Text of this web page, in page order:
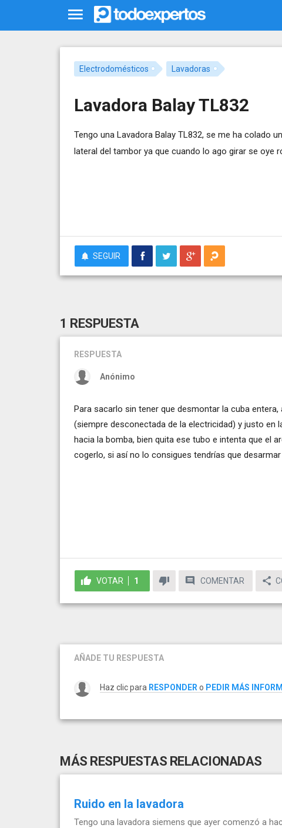
Electrodomésticos Lavadoras
Lavadora Balay TL832
Tengo una Lavadora Balay TL832, se me ha colado
lateral del tambor ya que cuando lo ago girar se oye
SEGUIR
1 RESPUESTA
RESPUESTA
Anónimo
Para sacarlo sin tener que desmontar la cuba
(siempre desconectada de la electricidad) y justo en
hacia la bomba, bien quita ese tubo e intenta que el
cogerlo, si así no lo consigues tendrías que
VOTAR 1 COMENTAR
AÑADE TU RESPUESTA
Haz clic para RESPONDER o PEDIR MÁS
MÁS RESPUESTAS RELACIONADAS
Ruido en la lavadora
Tengo una lavadora siemens que ayer comenzó a